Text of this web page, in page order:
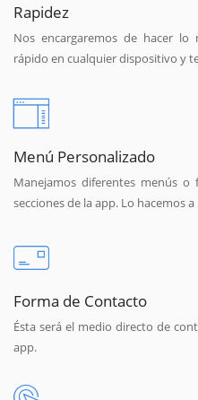
Rapidez
Nos encargaremos de hacer
rápido en cualquier dispositivo y
Menú Personalizado
Manejamos diferentes menús
secciones de la app. Lo hacemos
Forma de Contacto
Ésta será el medio directo de
app.